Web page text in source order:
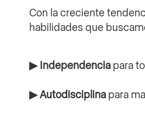
Con la creciente
habilidades que
▶ Independencia para
▶ Autodisciplina para